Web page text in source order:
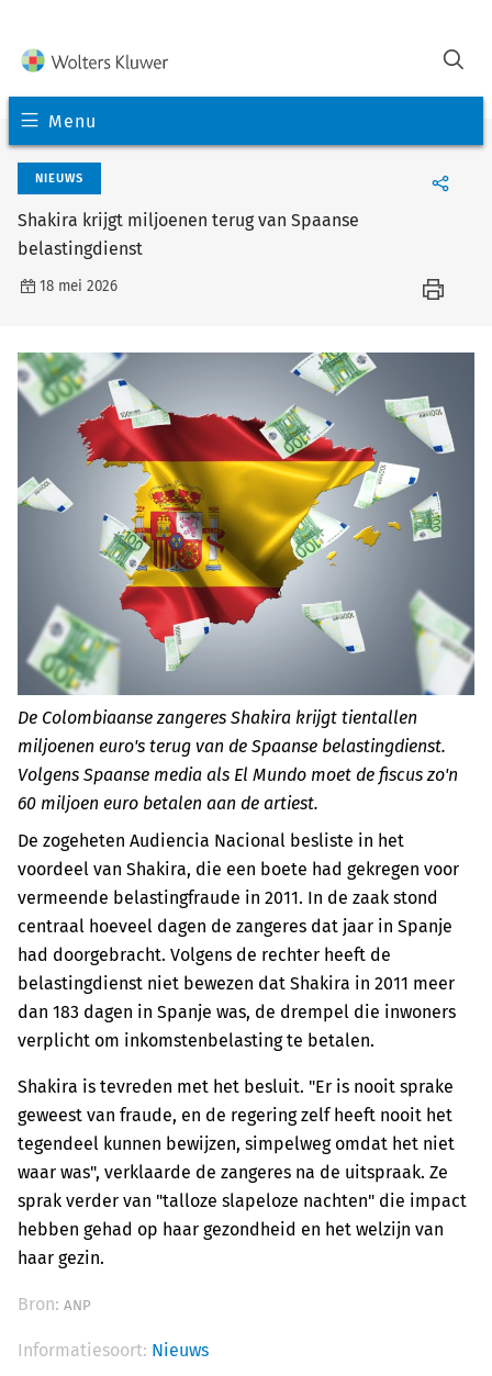
Menu
NIEUWS
Shakira krijgt miljoenen terug van Spaanse
belastingdienst
18 mei 2026
De Colombiaanse zangeres Shakira krijgt tientallen
miljoenen euro's terug van de Spaanse belastingdienst.
Volgens Spaanse media als El Mundo moet de fiscus zo'n
60 miljoen euro betalen aan de artiest.
De zogeheten Audiencia Nacional besliste in het
voordeel van Shakira, die een boete had gekregen voor
vermeende belastingfraude in 2011. In de zaak stond
centraal hoeveel dagen de zangeres dat jaar in Spanje
had doorgebracht. Volgens de rechter heeft de
belastingdienst niet bewezen dat Shakira in 2011 meer
dan 183 dagen in Spanje was, de drempel die inwoners
verplicht om inkomstenbelasting te betalen.
Shakira is tevreden met het besluit. "Er is nooit sprake
geweest van fraude, en de regering zelf heeft nooit het
tegendeel kunnen bewijzen, simpelweg omdat het niet
waar was", verklaarde de zangeres na de uitspraak. Ze
sprak verder van "talloze slapeloze nachten" die impact
hebben gehad op haar gezondheid en het welzijn van
haar gezin.
Bron: ANP
Informatiesoort: Nieuws